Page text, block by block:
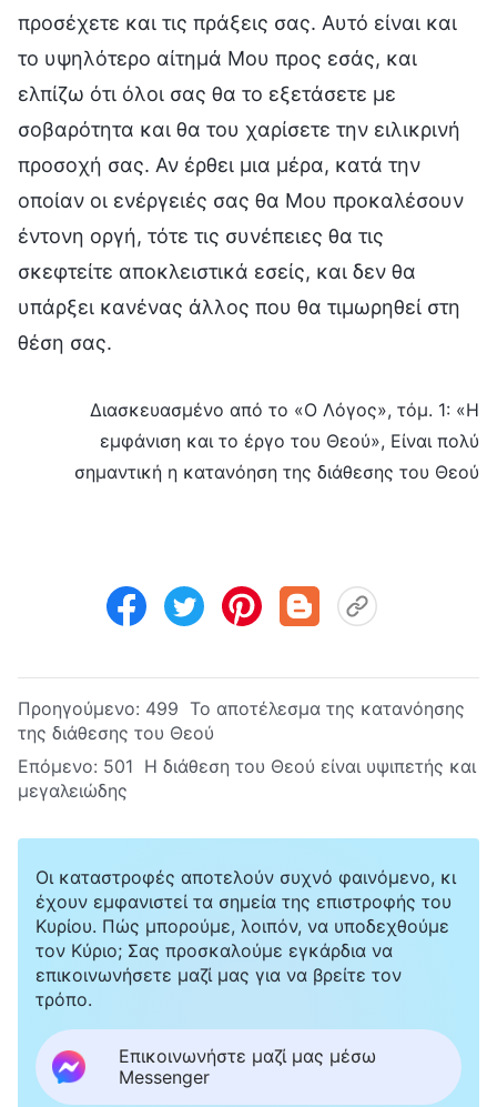
προσέχετε και τις πράξεις σας. Αυτό είναι και
το υψηλότερο αίτημά Μου προς εσάς, και
ελπίζω ότι όλοι σας θα το εξετάσετε με
σοβαρότητα και θα του χαρίσετε την ειλικρινή
προσοχή σας. Αν έρθει μια μέρα, κατά την
οποίαν οι ενέργειές σας θα Μου προκαλέσουν
έντονη οργή, τότε τις συνέπειες θα τις
σκεφτείτε αποκλειστικά εσείς, και δεν θα
υπάρξει κανένας άλλος που θα τιμωρηθεί στη
θέση σας.
Διασκευασμένο από το «Ο Λόγος», τόμ. 1: «Η
εμφάνιση και το έργο του Θεού», Είναι πολύ
σημαντική η κατανόηση της διάθεσης του Θεού
Προηγούμενο: 499 Το αποτέλεσμα της κατανόησης
της διάθεσης του Θεού
Επόμενο: 501 H διάθεση του Θεού είναι υψιπετής και
μεγαλειώδης
Οι καταστροφές αποτελούν συχνό φαινόμενο, κι
έχουν εμφανιστεί τα σημεία της επιστροφής του
Κυρίου. Πώς μπορούμε, λοιπόν, να υποδεχθούμε
τον Κύριο; Σας προσκαλούμε εγκάρδια να
επικοινωνήσετε μαζί μας για να βρείτε τον
τρόπο.
Επικοινωνήστε μαζί μας μέσω
Messenger